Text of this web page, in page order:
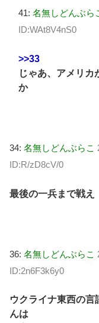
41: 名無しどんぶら
ID:WAt8V4nS0
>>33
じゃあ、アメリカ
か
34: 名無しどんぶらこ
ID:R/zD8cV/0
最後の一兵まで戦え
36: 名無しどんぶらこ
ID:2n6F3k6y0
ウクライナ東西の言
んは